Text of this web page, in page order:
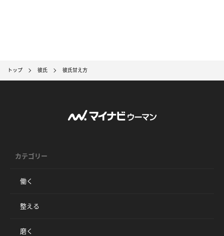
トップ 彼氏 彼氏甘え方
カテゴリー
働く
整える
磨く